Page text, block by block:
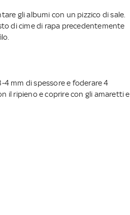
gli albumi con un pizzico di sale.
di cime di rapa precedentemente
mm di spessore e foderare 4
il ripieno e coprire con gli amaretti e